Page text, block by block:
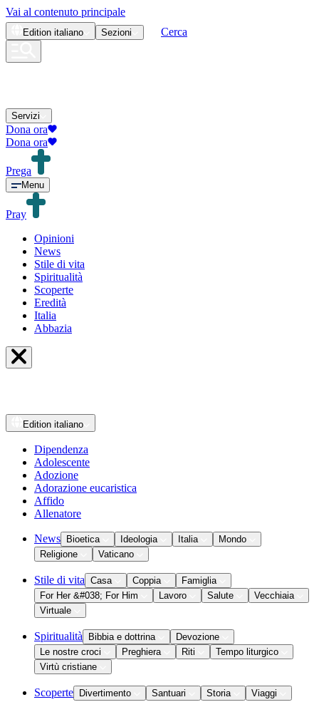
Vai al contenuto principale
Edition italiano Sezioni Cerca
Servizi
Dona ora
Dona ora
Prega
Menu
Pray
Opinioni
News
Stile di vita
Spiritualità
Scoperte
Eredità
Italia
Abbazia
Edition italiano
Dipendenza
Adolescente
Adozione
Adorazione eucaristica
Affido
Allenatore
News Bioetica Ideologia Italia
Mondo
Religione
Vaticano
Stile di vita Casa Coppia
Famiglia
For Her &#038; For Him
Lavoro Salute
Vecchiaia
Virtuale
Spiritualità Bibbia e dottrina
Devozione
Le nostre croci
Preghiera Riti
Tempo liturgico
Virtù cristiane
Scoperte Divertimento Santuari Storia Viaggi